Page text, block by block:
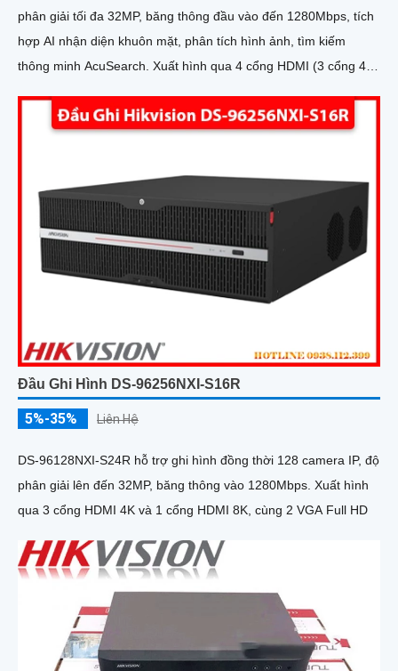
phân giải tối đa 32MP, băng thông đầu vào đến 1280Mbps, tích
hợp AI nhận diện khuôn mặt, phân tích hình ảnh, tìm kiếm
thông minh AcuSearch. Xuất hình qua 4 cổng HDMI (3 cổng 4K,
Đầu Ghi Hình DS-96256NXI-S16R
5%-35% Liên Hệ
DS-96128NXI-S24R hỗ trợ ghi hình đồng thời 128 camera IP, độ
phân giải lên đến 32MP, băng thông vào 1280Mbps. Xuất hình
qua 3 cổng HDMI 4K và 1 cổng HDMI 8K, cùng 2 VGA Full HD